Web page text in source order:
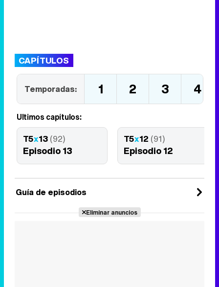
CAPÍTULOS
Temporadas: 1 2 3 4
Últimos capítulos:
T5x13 (92)
Episodio 13
T5x12 (91)
Episodio 12
Guía de episodios
Eliminar anuncios